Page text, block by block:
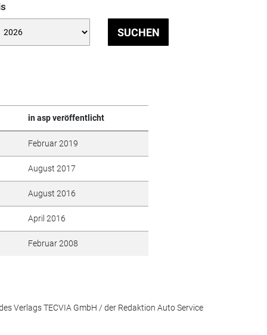
SUCHEN
in asp veröffentlicht
Februar 2019
August 2017
August 2016
April 2016
Februar 2008
Verlags TECVIA GmbH / der Redaktion Auto Service